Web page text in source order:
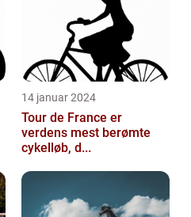
14 januar 2024
Tour de France er
verdens mest berømte
cykelløb, d...